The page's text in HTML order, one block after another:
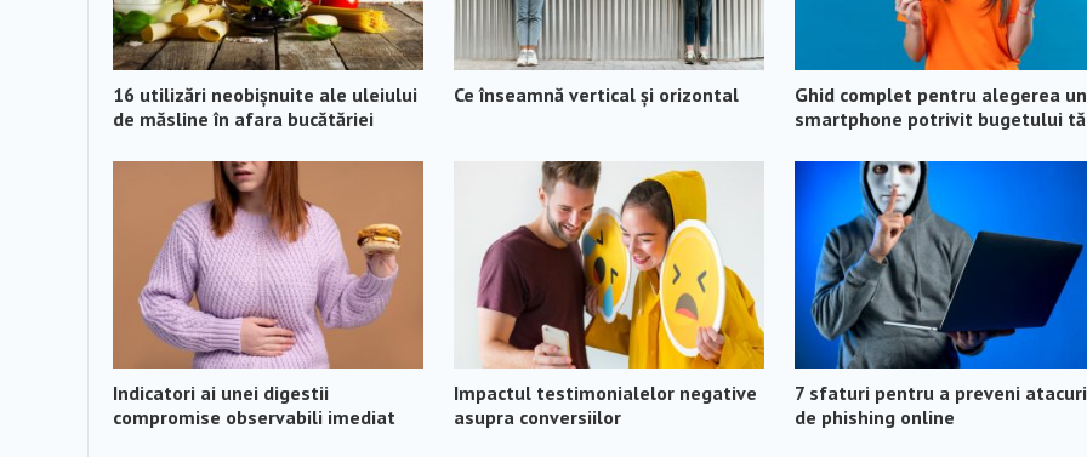
16 utilizări neobișnuite ale uleiului
de măsline în afara bucătăriei
Ce înseamnă vertical și orizontal
Ghid complet pentru alegerea
smartphone potrivit bugetului
Indicatori ai unei digestii
compromise observabili imediat
Impactul testimonialelor negative
asupra conversiilor
7 sfaturi pentru a preveni
de phishing online